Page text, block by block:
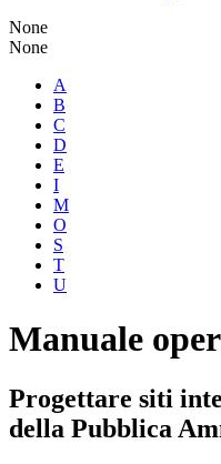
None
None
A
B
C
D
E
I
M
O
S
T
U
Manuale
Progettare siti
della Pubblica